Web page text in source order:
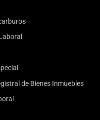
de Bienes Inmuebles